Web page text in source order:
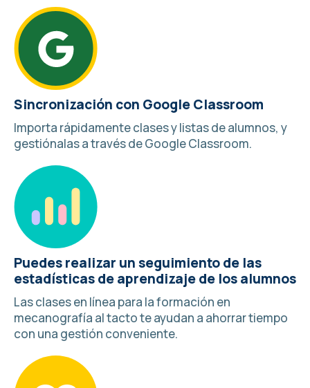
Sincronización con Google Classroom
Importa rápidamente clases y listas de alumnos, y
gestiónalas a través deGoogle Classroom.
Puedes realizar un seguimiento de las
estadísticas de aprendizaje de los alumnos
Las clases en línea para la formación en
mecanografía al tacto te ayudan a ahorrar tiempo
con una gestión conveniente.